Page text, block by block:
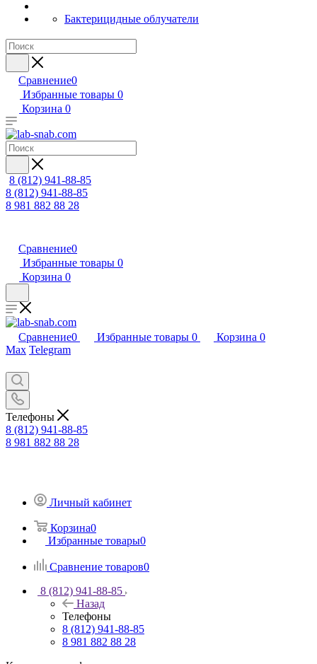
Бактерицидные облучатели
Сравнение0
Избранные товары 0
Корзина 0
8 (812) 941-88-85
8 (812) 941-88-85
8 981 882 88 28
Сравнение0
Избранные товары 0
Корзина 0
Сравнение0 Избранные товары 0 Корзина 0
Max Telegram
Телефоны
8 (812) 941-88-85
8 981 882 88 28
Личный кабинет
Корзина0
Избранные товары0
Сравнение товаров0
8 (812) 941-88-85
Назад
Телефоны
8 (812) 941-88-85
8 981 882 88 28